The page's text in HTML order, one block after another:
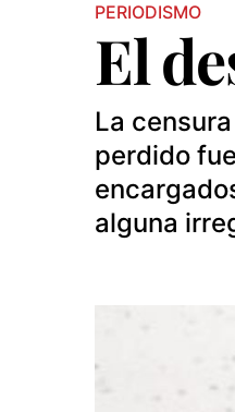
PERIODISMO
El
La
perdido
alguna